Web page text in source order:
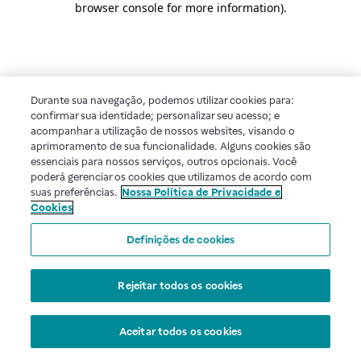
browser console for more information).
Durante sua navegação, podemos utilizar cookies para:
confirmar sua identidade; personalizar seu acesso; e
acompanhar a utilização de nossos websites, visando o
aprimoramento de sua funcionalidade. Alguns cookies são
essenciais para nossos serviços, outros opcionais. Você
poderá gerenciar os cookies que utilizamos de acordo com
suas preferências. Nossa Política de Privacidade e
Cookies
Definições de cookies
Rejeitar todos os cookies
Aceitar todos os cookies